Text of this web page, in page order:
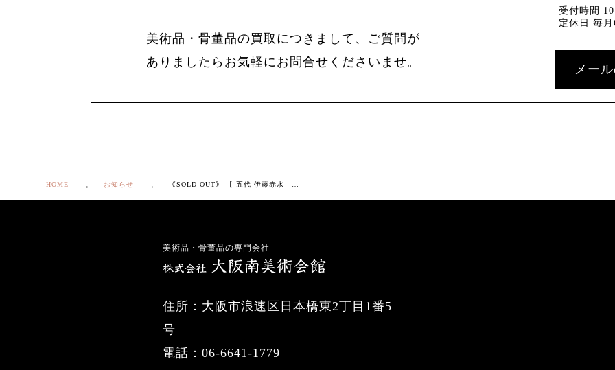
美術品・骨董品の買取につきまして、ご質問が
ありましたらお気軽にお問合せくださいませ。
受付時間
定休日 毎月
メー
HOME お知らせ
美術品・骨董品の専門会社
住所：大阪市浪速区日本橋東2丁目1番5
号
電話：06-6641-1779